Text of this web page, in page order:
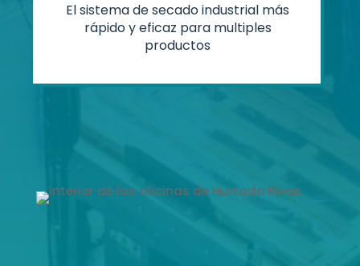
El sistema de secado industrial más
rápido y eficaz para multiples
productos